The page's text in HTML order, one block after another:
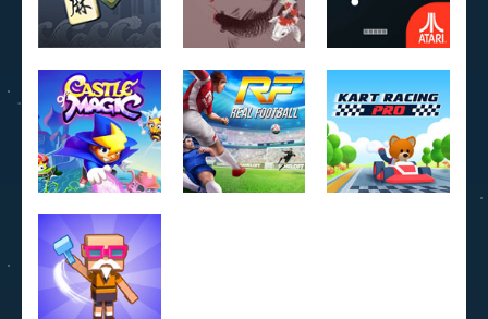
4.22K 3.95K 4.07K
MahJong
2.25K
Daily Takuzu
2.21K
Breakout
1.6K
Castle of
Magic
632